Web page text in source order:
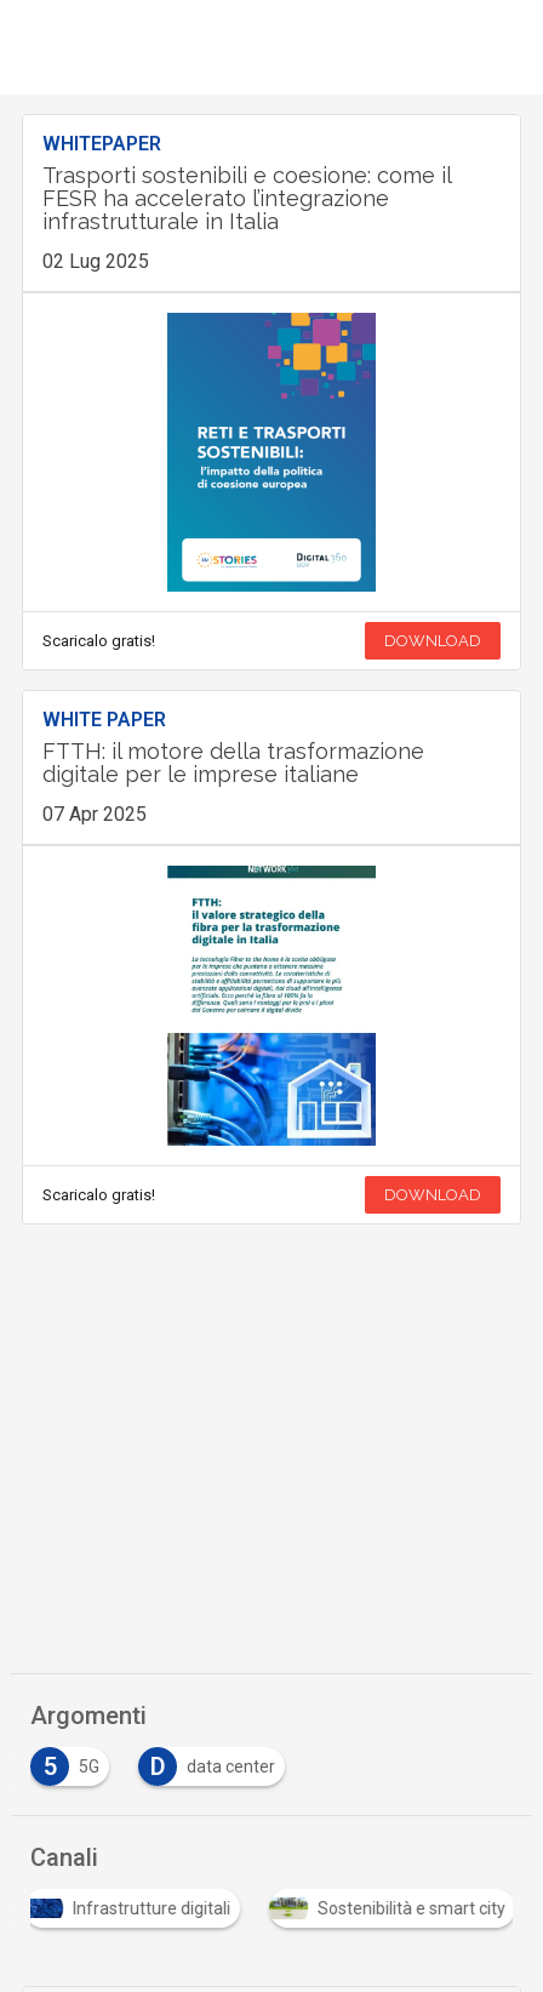
WHITEPAPER
Trasporti sostenibili e coesione: come il
FESR ha accelerato l’integrazione
infrastrutturale in Italia
02 Lug 2025
Scaricalo gratis! DOWNLOAD
WHITE PAPER
FTTH: il motore della trasformazione
digitale per le imprese italiane
07 Apr 2025
Scaricalo gratis! DOWNLOAD
Argomenti
5
5G D data center
Canali
Infrastrutture digitali Sostenibilità e smart city